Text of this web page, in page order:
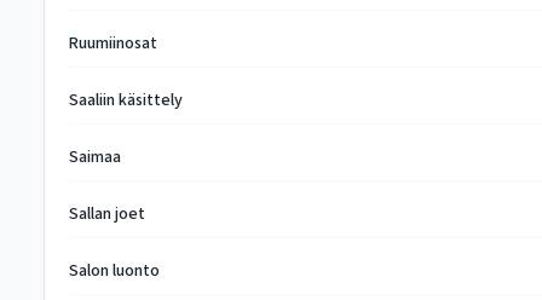
Ruumiinosat
Saaliin käsittely
Saimaa
Sallan joet
Salon luonto